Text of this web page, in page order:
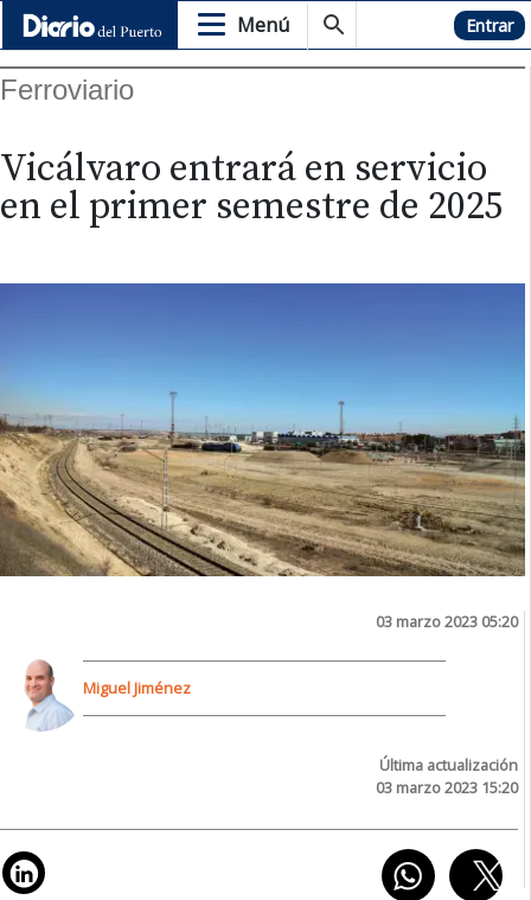
Menú Hemeroteca Entrar
Ferroviario
Vicálvaro entrará en servicio
en el primer semestre de 2025
03 marzo 2023 05:20
Miguel Jiménez
Última actualización
03 marzo 2023 15:20